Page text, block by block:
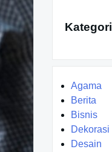
Kategori
Agama
Berita
Bisnis
Dekorasi
Desain